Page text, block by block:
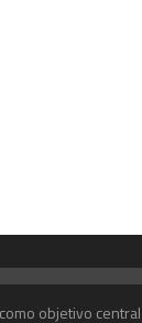
como objetivo